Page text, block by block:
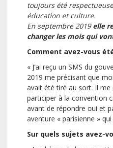
toujours été
éducation et culture.
En septembre 2019 elle
changer les mois qui
Comment avez-vous
« J’ai reçu un SMS du
2019 me précisant que
avait été tiré au sort. Il
participer à la convention
avant de répondre oui et
aventure « parisienne »
Sur quels sujets avez-